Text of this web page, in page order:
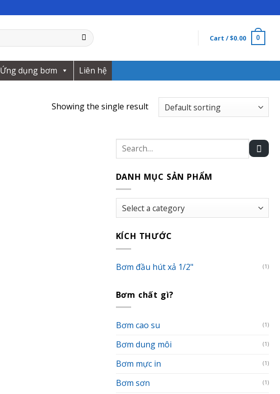
Cart /$0.00 0
Ứng dụng bơm Liên hệ
Showing the single result
Search
for:
DANH MỤC SẢN PHẨM
KÍCH THƯỚC
Bơm đầu hút xả 1/2" (1)
Bơm chất gì?
Bơm cao su (1)
Bơm dung môi (1)
Bơm mực in (1)
Bơm sơn (1)